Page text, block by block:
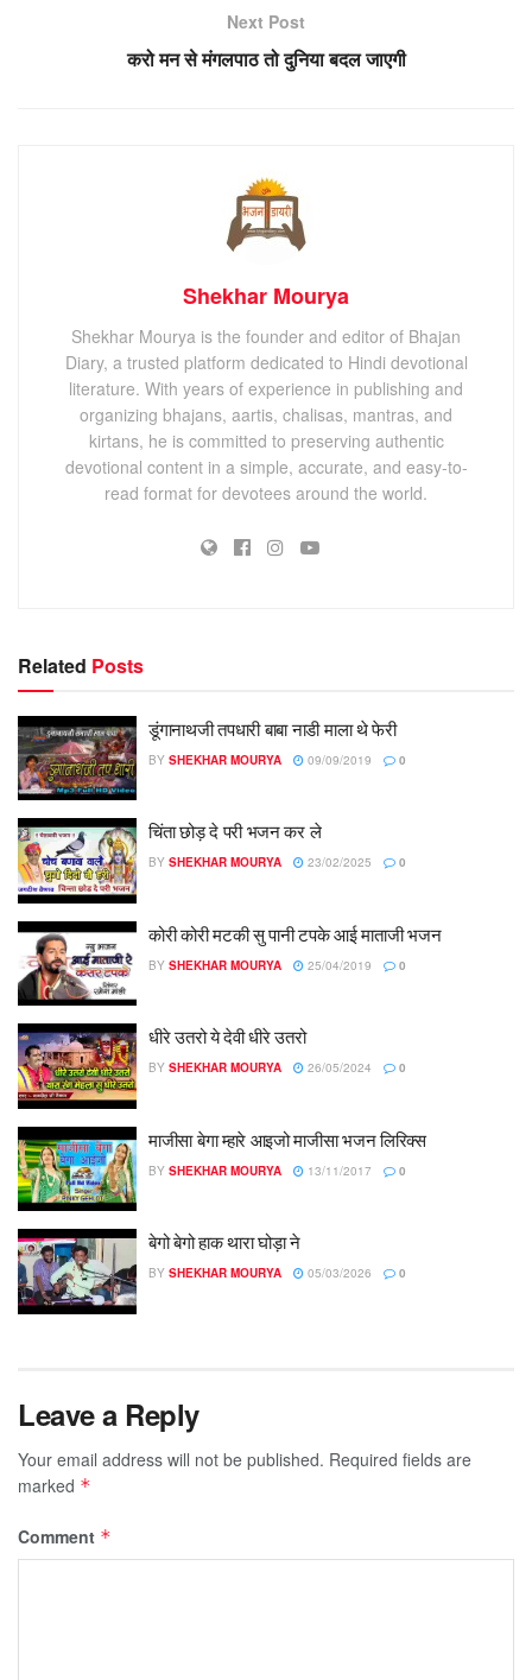
Next Post
करो मन से मंगलपाठ तो दुनिया बदल जाएगी
Shekhar Mourya
Shekhar Mourya is the founder and editor of Bhajan
Diary, a trusted platform dedicated to Hindi devotional
literature. With years of experience in publishing and
organizing bhajans, aartis, chalisas, mantras, and
kirtans, he is committed to preserving authentic
devotional content in a simple, accurate, and easy-to-
read format for devotees around the world.
Related Posts
डूंगानाथजी तपधारी बाबा नाडी माला थे फेरी
BY SHEKHAR MOURYA 09/09/2019 0
चिंता छोड़ दे परी भजन कर ले
BY SHEKHAR MOURYA 23/02/2025 0
कोरी कोरी मटकी सु पानी टपके आई माताजी भजन
BY SHEKHAR MOURYA 25/04/2019 0
धीरे उतरो ये देवी धीरे उतरो
BY SHEKHAR MOURYA 26/05/2024 0
माजीसा बेगा म्हारे आइजो माजीसा भजन लिरिक्स
BY SHEKHAR MOURYA 13/11/2017 0
बेगो बेगो हाक थारा घोड़ा ने
BY SHEKHAR MOURYA 05/03/2026 0
Leave a Reply
Your email address will not be published. Required fields are
marked *
Comment *